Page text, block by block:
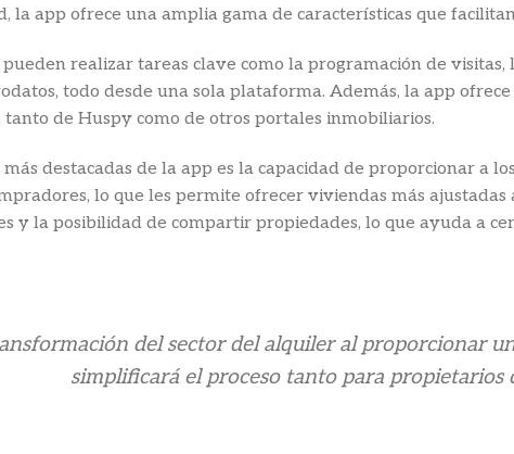
la app ofrece una amplia gama de características que
pueden realizar tareas clave como la programación de
todo desde una sola plataforma. Además, la app
de Huspy como de otros portales inmobiliarios.
destacadas de la app es la capacidad de proporcionar a
lo que les permite ofrecer viviendas más ajustadas
y la posibilidad de compartir propiedades, lo que ayuda a
del sector del alquiler al proporcionar
simplificará el proceso tanto para propietarios